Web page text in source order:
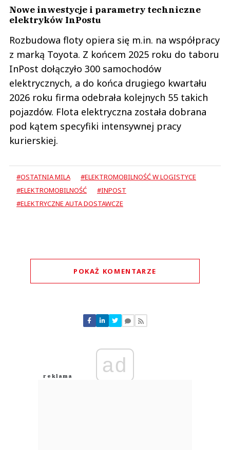
Nowe inwestycje i parametry techniczne
elektryków InPostu
Rozbudowa floty opiera się m.in. na współpracy
z marką Toyota. Z końcem 2025 roku do taboru
InPost dołączyło 300 samochodów
elektrycznych, a do końca drugiego kwartału
2026 roku firma odebrała kolejnych 55 takich
pojazdów. Flota elektryczna została dobrana
pod kątem specyfiki intensywnej pracy
kurierskiej.
#OSTATNIA MILA
#ELEKTROMOBILNOŚĆ W LOGISTYCE
#ELEKTROMOBILNOŚĆ
#INPOST
#ELEKTRYCZNE AUTA DOSTAWCZE
POKAŻ KOMENTARZE
Nie znaleziono komentarzy
Zostaw swoje komentarze
Anuluj
ad